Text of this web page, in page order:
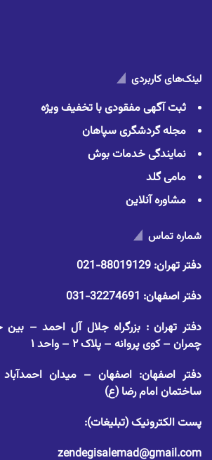
لینک‌های کاربردی
ثبت آگهی مفقودی با تخفیف ویژه
مجله گردشگری سپاهان
نمایندگی خدمات بوش
مامی گلد
مشاوره آنلاین
شماره تماس
دفتر تهران: 88019129-021
دفتر اصفهان: 32274691-031
دفتر تهران : بزرگراه جلال آل احمد – بین
چمران – کوی پروانه – پلاک ۲ – واحد ۱
دفتر اصفهان: اصفهان – میدان
ساختمان امام رضا (ع)
پست الکترونیک (تبلیغات):
zendegisalemad@gmail.com